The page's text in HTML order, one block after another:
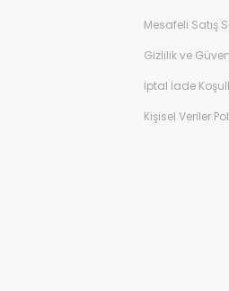
Mesafeli Satış
Gizlilik ve
İptal İade
Kişisel Veriler